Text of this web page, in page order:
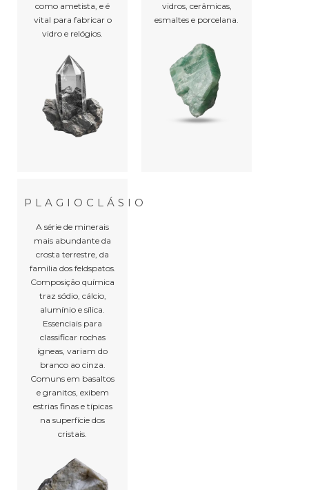
como ametista, e é
vital para fabricar o
vidro e relógios.
vidros, cerâmicas,
esmaltes e porcelana.
PLAGIOCLÁSIO
A série de minerais
mais abundante da
crosta terrestre, da
família dos feldspatos.
Composição química
traz sódio, cálcio,
alumínio e sílica.
Essenciais para
classificar rochas
ígneas, variam do
branco ao cinza.
Comuns em basaltos
e granitos, exibem
estrias finas e típicas
na superfície dos
cristais.